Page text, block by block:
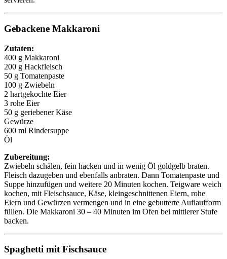
Gebackene Makkaroni
Zutaten:
400 g Makkaroni
200 g Hackfleisch
50 g Tomatenpaste
100 g Zwiebeln
2 hartgekochte Eier
3 rohe Eier
50 g geriebener Käse
Gewürze
600 ml Rindersuppe
Öl
Zubereitung:
Zwiebeln schälen, fein hacken und in wenig Öl goldgelb braten.
Fleisch dazugeben und ebenfalls anbraten. Dann Tomatenpaste und
Suppe hinzufügen und weitere 20 Minuten kochen. Teigware weich
kochen, mit Fleischsauce, Käse, kleingeschnittenen Eiern, rohe
Eiern und Gewürzen vermengen und in eine gebutterte Auflaufform
füllen. Die Makkaroni 30 – 40 Minuten im Ofen bei mittlerer Stufe
backen.
Spaghetti mit Fischsauce